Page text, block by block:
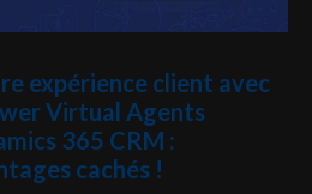
expérience client avec
Virtual Agents
365 CRM :
cachés !